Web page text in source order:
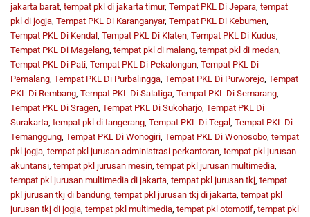
jakarta barat tempat pkl di jakarta timur, Tempat PKL Di Jepara tempat
pkl di jogja Tempat PKL Di Karanganyar, Tempat PKL Di Kebumen
Tempat PKL Di Kendal Tempat PKL Di Klaten Tempat PKL Di Kudus
Tempat PKL Di Magelang tempat pkl di malang tempat pkl di medan
Tempat PKL Di Pati Tempat PKL Di Pekalongan Tempat PKL Di
Pemalang Tempat PKL Di Purbalingga Tempat PKL Di Purworejo Tempat
PKL Di Rembang Tempat PKL Di Salatiga Tempat PKL Di Semarang
Tempat PKL Di Sragen Tempat PKL Di Sukoharjo Tempat PKL Di
Surakarta tempat pkl di tangerang Tempat PKL Di Tegal Tempat PKL Di
Temanggung Tempat PKL Di Wonogiri Tempat PKL Di Wonosobo tempat
pkl jogja tempat pkl jurusan administrasi perkantoran tempat pkl jurusan
akuntansi tempat pkl jurusan mesin tempat pkl jurusan multimedia
tempat pkl jurusan multimedia di jakarta tempat pkl jurusan tkj tempat
pkl jurusan tkj di bandung tempat pkl jurusan tkj di jakarta tempat pkl
jurusan tkj di jogja tempat pkl multimedia tempat pkl otomotif tempat pkl